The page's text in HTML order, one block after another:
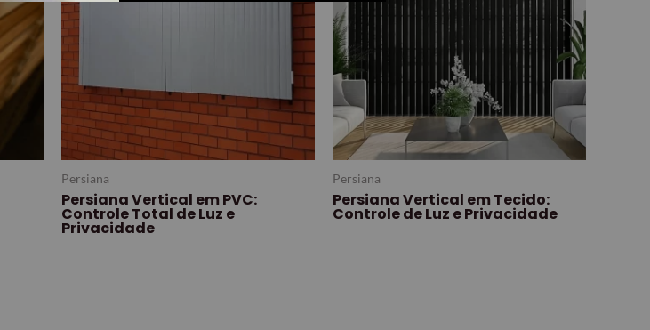
Persiana
Persiana Vertical em PVC:
Controle Total de Luz e
Privacidade
Persiana
Persiana Vertical em Tecido:
Controle de Luz e Privacidade